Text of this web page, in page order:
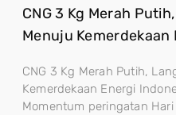
CNG 3 Kg Merah
Menuju Kemerdekaan
CNG 3 Kg Merah Putih,
Kemerdekaan Energi
Momentum peringatan